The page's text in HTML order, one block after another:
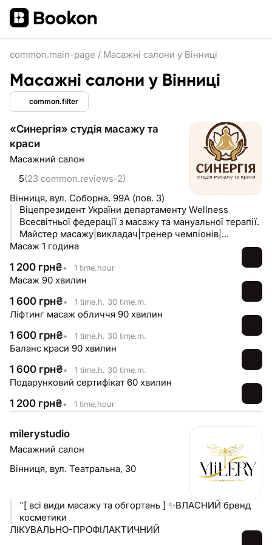
common.main-page / Масажні салони у Вінниці
Масажні салони у Вінниці
common.filter
«Синергія» студія масажу та
краси
Масажний салон
5(23 common.reviews-2)
Вінниця, вул. Соборна, 99А (пов. 3)
Віцепрезидент України департаменту Wellness
Всесвітньої федерації з масажу та мануальної терапії.
Майстер масажу|викладач|тренер чемпіонів|
міжнародний суддя|спікер|організатор професійних
фестивалі) (067)959 63 47 Вінниця
Масаж 1 година
1 200 грн₴• 1 time.hour
Масаж 90 хвилин
1 600 грн₴• 1 time.h. 30 time.m.
Ліфтинг масаж обличчя 90 хвилин
1 600 грн₴• 1 time.h. 30 time.m.
Баланс краси 90 хвилин
1 600 грн₴• 1 time.h. 30 time.m.
Подарунковий сертифікат 60 хвилин
1 200 грн₴• 1 time.hour
milerystudio
Масажний салон
Вінниця, вул. Театральна, 30
"[ всі види масажу та обгортань ] ✨ВЛАСНИЙ бренд
косметики
ЛІКУВАЛЬНО-ПРОФІЛАКТИЧНИЙ